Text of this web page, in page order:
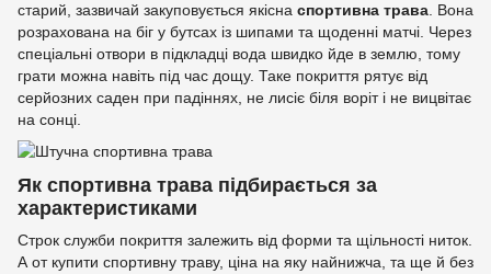
старий, зазвичай закуповується якісна спортивна трава. Вона
розрахована на біг у бутсах із шипами та щоденні матчі. Через
спеціальні отвори в підкладці вода швидко йде в землю, тому
грати можна навіть під час дощу. Таке покриття рятує від
серйозних саден при падіннях, не лисіє біля воріт і не вицвітає
на сонці.
Як спортивна трава підбирається за
характеристиками
Строк служби покриття залежить від форми та щільності ниток.
А от купити спортивну траву, ціна на яку найнижча, та ще й без